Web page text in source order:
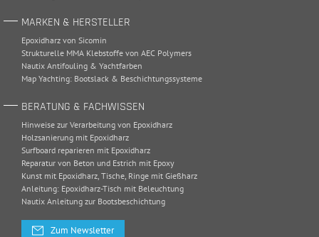
MARKEN & HERSTELLER
Epoxidharz von Sicomin
Strukturelle MMA Klebstoffe von AEC Polymers
Nautix Antifouling & Yachtfarben
Map Yachting: Bootslack & Beschichtungssysteme
BERATUNG & FACHWISSEN
Hinweise zur Verarbeitung von Epoxidharz
Holzsanierung mit Epoxidharz
Surfboard reparieren mit Epoxidharz
Reparatur von Beton und Estrich mit Epoxy
Kunst mit Epoxidharz, Tische, Ringe mit Gießharz
Anleitung: Epoxidharz-Tisch mit Beleuchtung
Nautix Anleitung zur Bootsbeschichtung
Zum Newsletter